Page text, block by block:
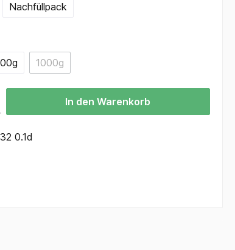
Nachfüllpack
1000g(Diese Option ist zurzeit nicht verfügbar.)
In den Warenkorb
0.1d